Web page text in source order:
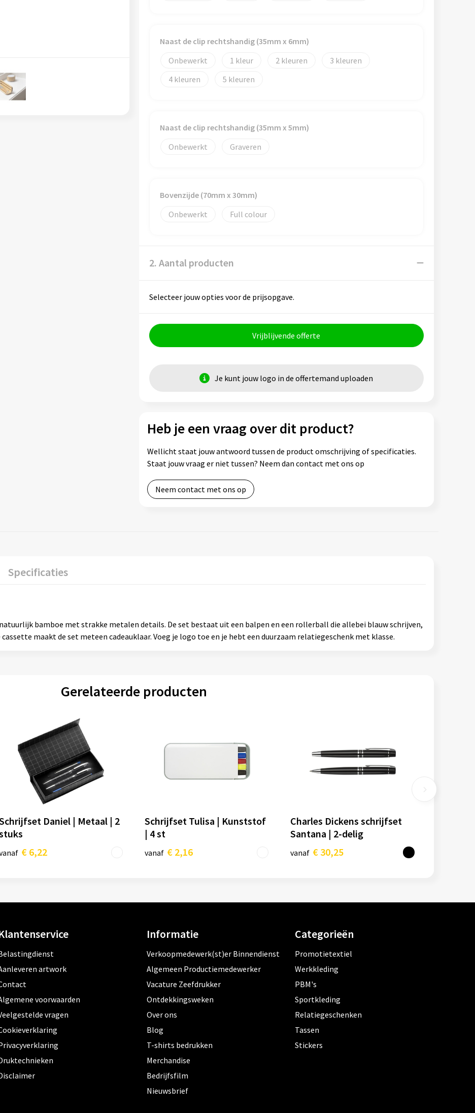
Naast de clip rechtshandig (35mm x 6mm)
Onbewerkt
1 2
3
4
5
Naast de clip rechtshandig (35mm x 5mm)
Onbewerkt
Graveren
Bovenzijde (70mm x 30mm)
Onbewerkt
Full colour
2. Aantal producten
Selecteer jouw opties voor de prijsopgave.
Vrijblijvende offerte
Je kunt jouw logo in de offertemand uploaden
Heb je een vraag over dit product?
Wellicht staat jouw antwoord tussen de product omschrijving of specificaties.
Staat jouw vraag er niet tussen? Neem dan contact met ons op
Neem contact met ons op
Specificaties
bamboe met strakke metalen details. De set bestaat uit een balpen en een rollerball die allebei blauw schrijven,
maakt de set meteen cadeauklaar. Voeg je logo toe en je hebt een duurzaam relatiegeschenk met klasse.
Gerelateerde producten
Daniel | Metaal | 2
€ 6,22
Schrijfset Tulisa | Kunststof
| 4 st
vanaf € 2,16
Charles Dickens schrijfset
Santana | 2-delig
vanaf € 30,25
artwork
voorwaarden
vragen
Informatie
Verkoopmedewerk(st)er Binnendienst
Algemeen Productiemedewerker
Vacature Zeefdrukker
Ontdekkingsweken
Over ons
Blog
T-shirts bedrukken
Merchandise
Bedrijfsfilm
Nieuwsbrief
Categorieën
Promotietextiel
Werkkleding
PBM's
Sportkleding
Relatiegeschenken
Tassen
Stickers